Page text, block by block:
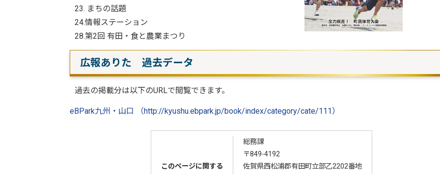
23. まちの話題
24.情報ステーション
28.第2回 有田・食と農業まつり
広報ありた 過去データ
過去の掲載分は以下のURLで閲覧できます。
eBPark九州・山口 （http://kyushu.ebpark.jp/book/index/category/cate/111）
このページに関する
総務課
〒849-4192
佐賀県西松浦郡有田町立部乙2202番地